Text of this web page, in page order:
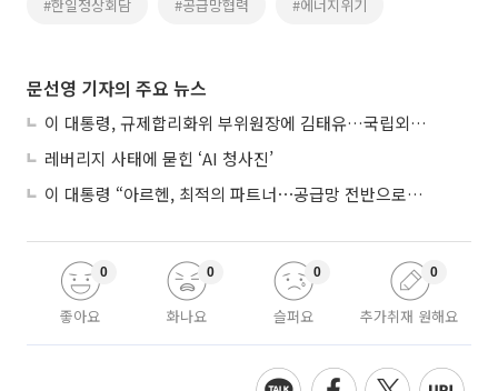
#한일정상회담 #공급망협력 #에너지위기
문선영 기자의 주요 뉴스
이 대통령, 규제합리화위 부위원장에 김태유…국립외교원장 김흥규
레버리지 사태에 묻힌 ‘AI 청사진’
이 대통령 “아르헨, 최적의 파트너⋯공급망 전반으로 확대”
좋아요
0
화나요
0
슬퍼요
0
추가취재 원해요
0